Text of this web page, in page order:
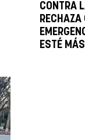
CONTRA
ESTÉ